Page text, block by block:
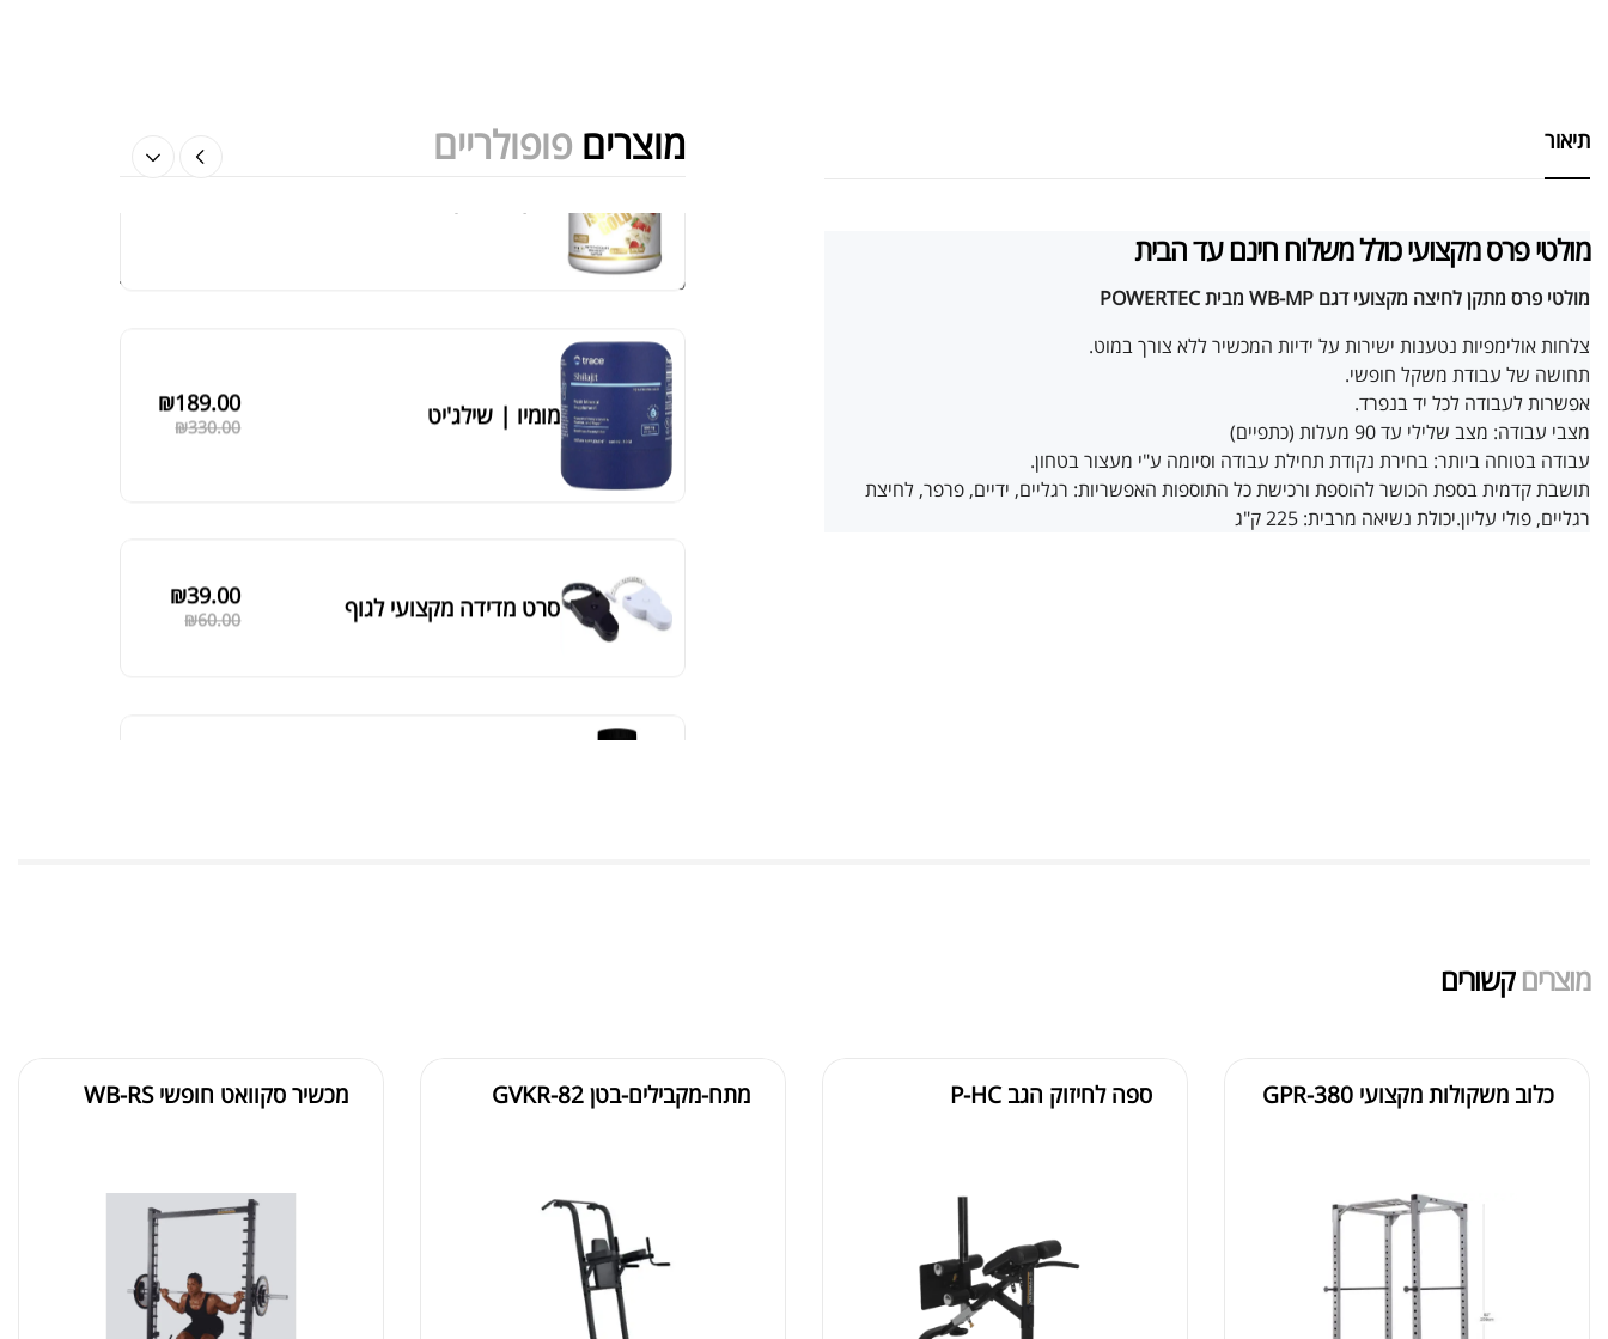
תיאור
מולטי פרס מקצועי כולל משלוח חינם עד הבית
מולטי פרס מתקן לחיצה מקצועי דגם WB-MP מבית POWERTEC
צלחות אולימפיות נטענות ישירות על ידיות המכשיר ללא צורך במוט.
תחושה של עבודת משקל חופשי.
אפשרות לעבודה לכל יד בנפרד.
מצבי עבודה: מצב שלילי עד 90 מעלות (כתפיים)
עבודה בטוחה ביותר: בחירת נקודת תחילת עבודה וסיומה ע"י מעצור בטחון.
תושבת קדמית בספת הכושר להוספת ורכישת כל התוספות האפשריות: רגליים, ידיים, פרפר, לחיצת
רגליים, פולי עליון.יכולת נשיאה מרבית:
מוצרים פופולריים
מציג 1–6 מתוך 524 תוצאות
סידור ברירת מחדל
מומיו | שילג'יט ₪330.00
₪189.00
סרט מדידה מקצועי לגוף ₪60.00
₪39.00
שייקר מקצועי פרובודי לחלבון או גיינר
20.00
מוצרים קשורים
כלוב משקולות מקצועי GPR-380 ספה לחיזוק הגב P-HC מתח-מקבילים-בטן GVKR-82 מכשיר סקוואט חופשי WB-RS